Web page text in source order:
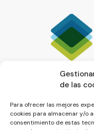
de las
Para ofrecer las mejores
cookies para almacenar y/o
consentimiento de estas